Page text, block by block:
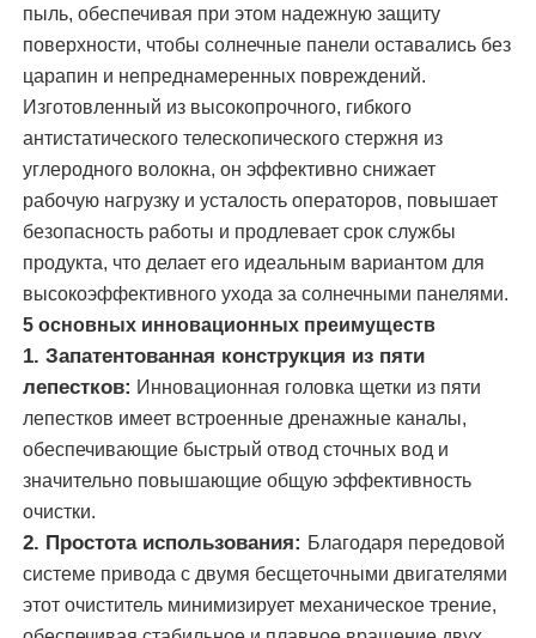
Все случаи
Отправить запрос
щетка чистки панели солнечных батарей
Солнечная панель с вращающейся щеткой
Щетка для мытья солнечных панелей
Рулочная щетка для солнечных панелей
Инструменты для очистки солнечных панелей
Оборудование для мытья солнечных панелей
Штанга с подачей воды
пыль, обеспечивая при этом надежную защиту
поверхности, чтобы солнечные панели оставались без
царапин и непреднамеренных повреждений.
Изготовленный из высокопрочного, гибкого
антистатического телескопического стержня из
углеродного волокна, он эффективно снижает
рабочую нагрузку и усталость операторов, повышает
безопасность работы и продлевает срок службы
продукта, что делает его идеальным вариантом для
высокоэффективного ухода за солнечными панелями.
5 основных инновационных преимуществ
1. Запатентованная конструкция из пяти
лепестков: Инновационная головка щетки из пяти
лепестков имеет встроенные дренажные каналы,
обеспечивающие быстрый отвод сточных вод и
значительно повышающие общую эффективность
очистки.
2. Простота использования: Благодаря передовой
системе привода с двумя бесщеточными двигателями
этот очиститель минимизирует механическое трение,